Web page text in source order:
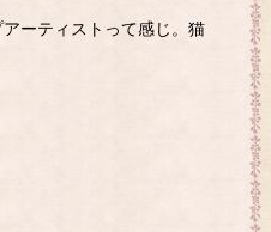
ーティストって感じ。猫